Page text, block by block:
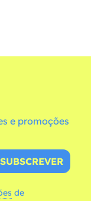
e promoções
SUBSCREVER